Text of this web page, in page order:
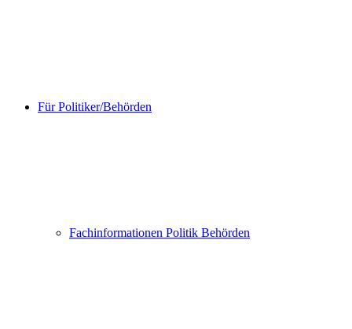
Für Politiker/Behörden
Fachinformationen Politik Behörden